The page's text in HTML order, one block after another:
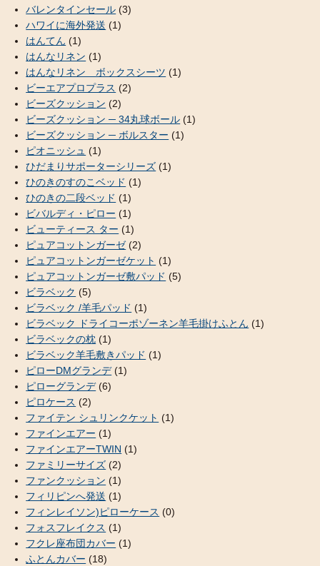
バレンタインセール (3)
ハワイに海外発送 (1)
はんてん (1)
はんなリネン (1)
はんなリネン ボックスシーツ (1)
ビーエアプロプラス (2)
ビーズクッション (2)
ビーズクッション ─ 34丸球ボール (1)
ビーズクッション ─ ボルスター (1)
ピオニッシュ (1)
ひだまりサポーターシリーズ (1)
ひのきのすのこベッド (1)
ひのきの二段ベッド (1)
ビバルディ・ピロー (1)
ビューティース ター (1)
ピュアコットンガーゼ(2)
ピュアコットンガーゼケット (1)
ピュアコットンガーゼ敷パッド (5)
ビラベック (5)
ビラベック /羊毛パッド (1)
ビラベック ドライコーポゾーネン羊毛掛けふとん (1)
ビラベックの枕 (1)
ビラベック羊毛敷きパッド (1)
ピローDMグランデ(1)
ピローグランデ(6)
ピロケース (2)
ファイテン シュリンクケット (1)
ファインエアー (1)
ファインエアーTWIN (1)
ファミリーサイズ (2)
ファンクッション (1)
フィリピンへ発送 (1)
フィンレイソン)ピローケース (0)
フォスフレイクス (1)
フクレ座布団カバー (1)
ふとんカバー (18)